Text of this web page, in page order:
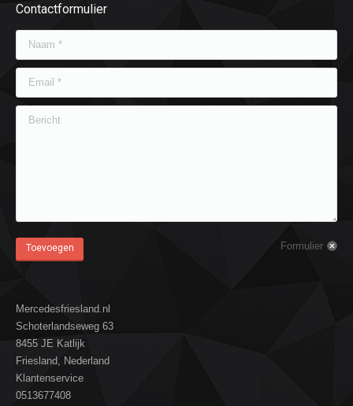
Contactformulier
Naam *
Email *
Bericht
Toevoegen Formulier
Mercedesfriesland.nl
Schoterlandseweg 63
8455 JE Katlijk
Friesland, Nederland
Klantenservice
0513677408